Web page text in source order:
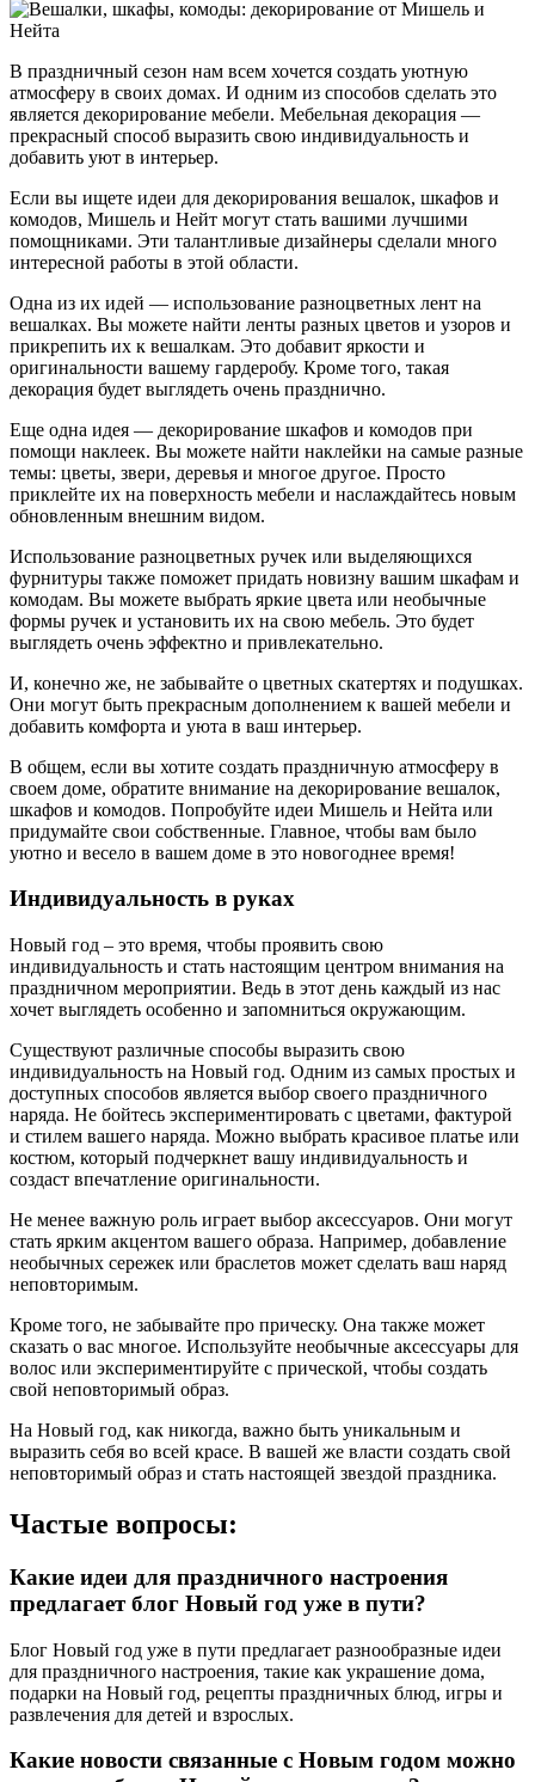
В праздничный сезон нам всем хочется создать уютную
атмосферу в своих домах. И одним из способов сделать это
является декорирование мебели. Мебельная декорация —
прекрасный способ выразить свою индивидуальность и
добавить уют в интерьер.
Если вы ищете идеи для декорирования вешалок, шкафов и
комодов, Мишель и Нейт могут стать вашими лучшими
помощниками. Эти талантливые дизайнеры сделали много
интересной работы в этой области.
Одна из их идей — использование разноцветных лент на
вешалках. Вы можете найти ленты разных цветов и узоров и
прикрепить их к вешалкам. Это добавит яркости и
оригинальности вашему гардеробу. Кроме того, такая
декорация будет выглядеть очень празднично.
Еще одна идея — декорирование шкафов и комодов при
помощи наклеек. Вы можете найти наклейки на самые разные
темы: цветы, звери, деревья и многое другое. Просто
приклейте их на поверхность мебели и наслаждайтесь новым
обновленным внешним видом.
Использование разноцветных ручек или выделяющихся
фурнитуры также поможет придать новизну вашим шкафам и
комодам. Вы можете выбрать яркие цвета или необычные
формы ручек и установить их на свою мебель. Это будет
выглядеть очень эффектно и привлекательно.
И, конечно же, не забывайте о цветных скатертях и подушках.
Они могут быть прекрасным дополнением к вашей мебели и
добавить комфорта и уюта в ваш интерьер.
В общем, если вы хотите создать праздничную атмосферу в
своем доме, обратите внимание на декорирование вешалок,
шкафов и комодов. Попробуйте идеи Мишель и Нейта или
придумайте свои собственные. Главное, чтобы вам было
уютно и весело в вашем доме в это новогоднее время!
Индивидуальность в руках
Новый год – это время, чтобы проявить свою
индивидуальность и стать настоящим центром внимания на
праздничном мероприятии. Ведь в этот день каждый из нас
хочет выглядеть особенно и запомниться окружающим.
Существуют различные способы выразить свою
индивидуальность на Новый год. Одним из самых простых и
доступных способов является выбор своего праздничного
наряда. Не бойтесь экспериментировать с цветами, фактурой
и стилем вашего наряда. Можно выбрать красивое платье или
костюм, который подчеркнет вашу индивидуальность и
создаст впечатление оригинальности.
Не менее важную роль играет выбор аксессуаров. Они могут
стать ярким акцентом вашего образа. Например, добавление
необычных сережек или браслетов может сделать ваш наряд
неповторимым.
Кроме того, не забывайте про прическу. Она также может
сказать о вас многое. Используйте необычные аксессуары для
волос или экспериментируйте с прической, чтобы создать
свой неповторимый образ.
На Новый год, как никогда, важно быть уникальным и
выразить себя во всей красе. В вашей же власти создать свой
неповторимый образ и стать настоящей звездой праздника.
Частые вопросы:
Какие идеи для праздничного настроения
предлагает блог Новый год уже в пути?
Блог Новый год уже в пути предлагает разнообразные идеи
для праздничного настроения, такие как украшение дома,
подарки на Новый год, рецепты праздничных блюд, игры и
развлечения для детей и взрослых.
Какие новости связанные с Новым годом можно